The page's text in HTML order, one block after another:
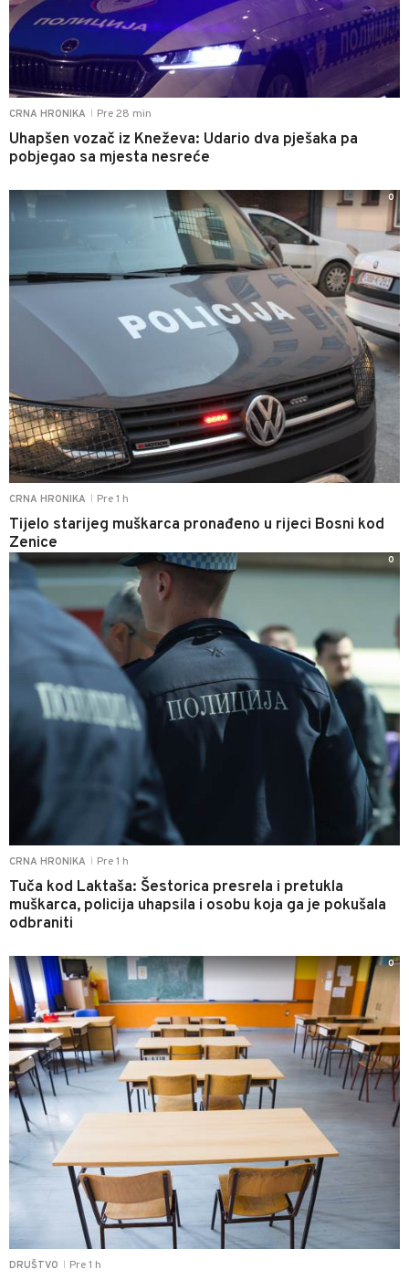
CRNA HRONIKA Pre 28 min
Uhapšen vozač iz Kneževa: Udario dva pješaka pa
pobjegao sa mjesta nesreće
CRNA HRONIKA Pre 1 h
Tijelo starijeg muškarca pronađeno u rijeci Bosni kod
Zenice
0
CRNA HRONIKA Pre 1 h
Tuča kod Laktaša: Šestorica presrela i pretukla
muškarca, policija uhapsila i osobu koja ga je pokušala
odbraniti
0
DRUŠTVO Pre 1 h
0